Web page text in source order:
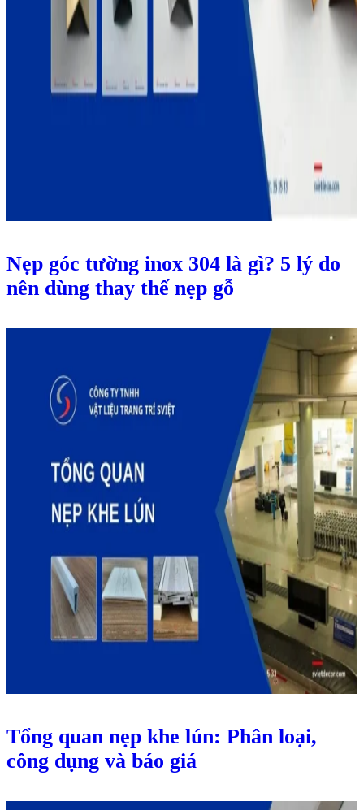
Nẹp góc tường inox 304 là gì? 5 lý do
nên dùng thay thế nẹp gỗ
Tổng quan nẹp khe lún: Phân loại,
công dụng và báo giá